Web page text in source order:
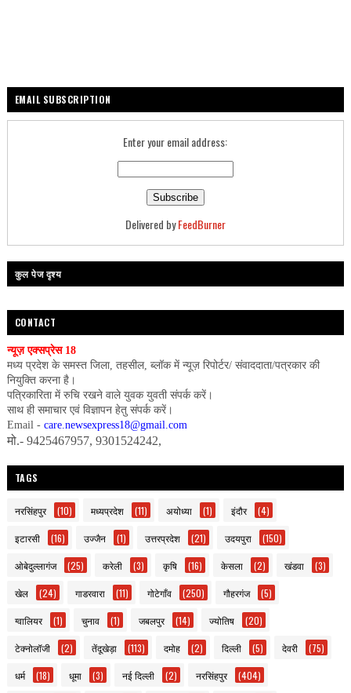
EMAIL SUBSCRIPTION
Enter your email address:
Delivered byFeedBurner
कुल पेज दृश्य
CONTACT
न्यूज़ एक्सप्रेस 18
मध्य प्रदेश के समस्त जिला, तहसील, ब्लॉक में न्यूज़ रिपोर्टर/ संवाददाता/पत्रकार की
नियुक्ति करना है।
पत्रिकारिता में रुचि रखने वाले युवक युवती संपर्क करें।
साथ ही समाचार एवं विज्ञापन हेतु संपर्क करें।
Email - care.newsexpress18@gmail.com
मो.- 9425467957, 9301524242,
TAGS
नरसिंहपुर (10) मध्यप्रदेश (11) अयोध्या (1) इंदौर (4)
इटारसी (16) उज्जैन (1) उत्तरप्रदेश (21) उदयपुरा (150)
ओबेदुल्लागंज (25) करेली (3) कृषि (16) केसला (2) खंडवा (3)
खेल (24) गाडरवारा (11) गोटेगाँव (250) गौहरगंज (5)
ग्वालियर (1) चुनाव (1) जबलपुर (14) ज्योतिष (20)
टेक्नोलॉजी (2) तेंदूखेड़ा (113) दमोह (2) दिल्ली (5) देवरी (75)
धर्म (18) धूमा (3) नई दिल्ली (2) नरसिंहपुर (404)